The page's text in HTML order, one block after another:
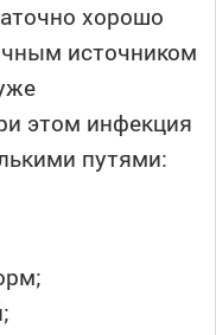
хорошо
источником
этом инфекция
путями: